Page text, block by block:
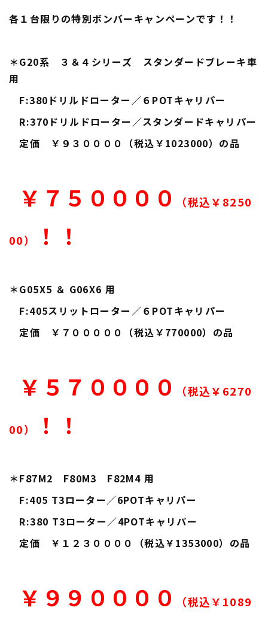
各１台限りの特別ボンバーキャンペーンです！！
＊G20系 ３＆４シリーズ スタンダードブレーキ車
用
F:380ドリルドローター／６POTキャリパー
R:370ドリルドローター／スタンダードキャリパー
定価 ￥９３００００（税込￥1023000）の品
￥７５００００ （税込￥8250
00） ！！
＊G05X5 ＆ G06X6 用
F:405スリットローター／６POTキャリパー
定価 ￥７０００００（税込￥770000）の品
￥５７００００ （税込￥6270
00） ！！
＊F87M2 F80M3 F82M4 用
F:405 T3ローター／6POTキャリパー
R:380 T3ローター／4POTキャリパー
定価 ￥１２３００００（税込￥1353000）の品
￥９９００００ （税込￥1089